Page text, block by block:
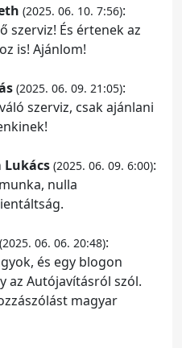
(2025. 06. 10. 7:56):
szerviz! És értenek az
is! Ajánlom!
(2025. 06. 09. 21:05):
szerviz, csak ajánlani
(2025. 06. 09. 6:00):
nulla
(2025. 06. 06. 20:48):
és egy blogon
az Autójavításról szól.
magyar